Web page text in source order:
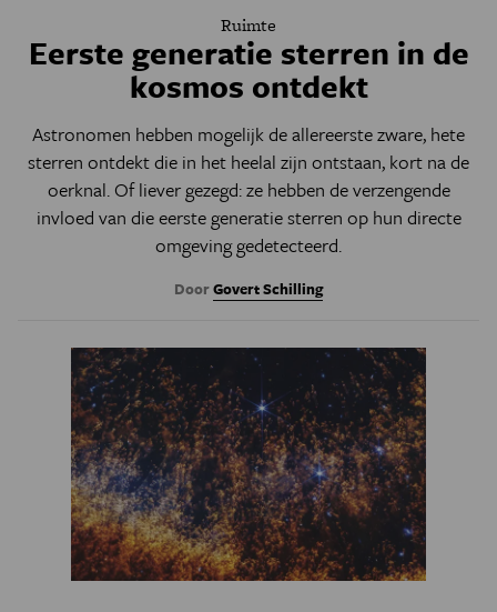
Ruimte
Eerste generatie sterren in de
kosmos ontdekt
Astronomen hebben mogelijk de allereerste zware, hete
sterren ontdekt die in het heelal zijn ontstaan, kort na de
oerknal. Of liever gezegd: ze hebben de verzengende
invloed van die eerste generatie sterren op hun directe
omgeving gedetecteerd.
DoorGovert Schilling